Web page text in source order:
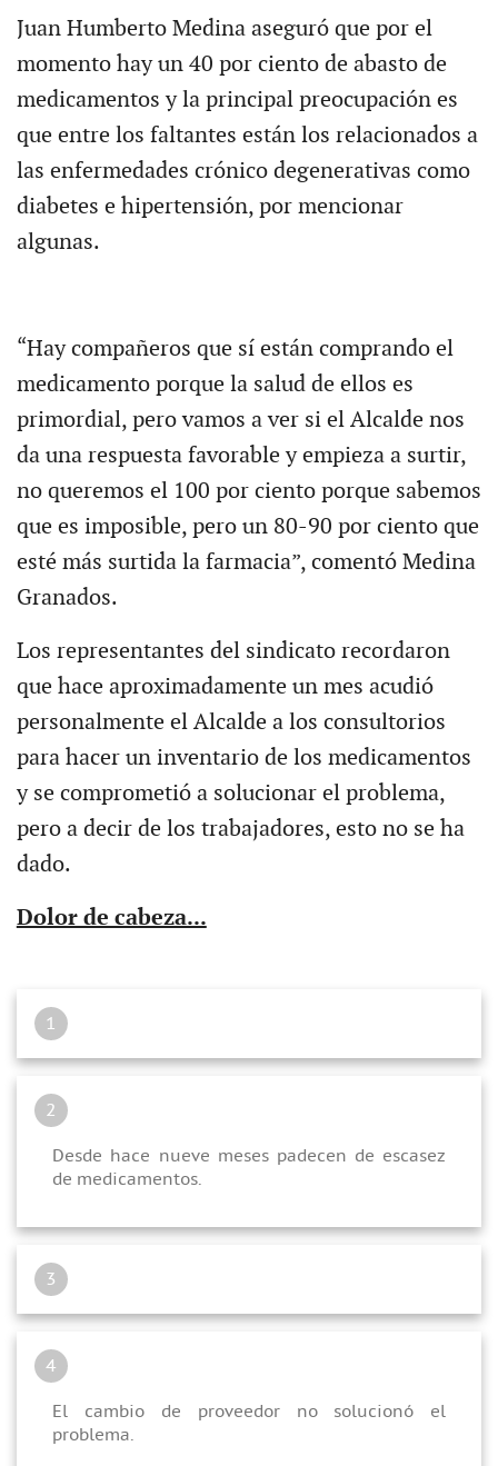
Juan Humberto Medina aseguró que por el
momento hay un 40 por ciento de abasto de
medicamentos y la principal preocupación es
que entre los faltantes están los relacionados a
las enfermedades crónico degenerativas como
diabetes e hipertensión, por mencionar
algunas.
“Hay compañeros que sí están comprando el
medicamento porque la salud de ellos es
primordial, pero vamos a ver si el Alcalde nos
da una respuesta favorable y empieza a surtir,
no queremos el 100 por ciento porque sabemos
que es imposible, pero un 80-90 por ciento que
esté más surtida la farmacia”, comentó Medina
Granados.
Los representantes del sindicato recordaron
que hace aproximadamente un mes acudió
personalmente el Alcalde a los consultorios
para hacer un inventario de los medicamentos
y se comprometió a solucionar el problema,
pero a decir de los trabajadores, esto no se ha
dado.
Dolor de cabeza...
1
2
Desde hace nueve meses padecen de escasez
de medicamentos.
3
4
El cambio de proveedor no solucionó el
problema.